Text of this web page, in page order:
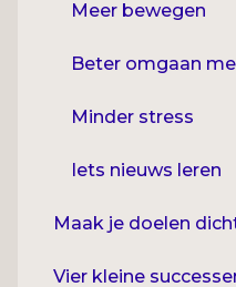
Meer bewegen
Beter omgaan
Minder stress
Iets nieuws leren
Maak je doelen
Vier kleine